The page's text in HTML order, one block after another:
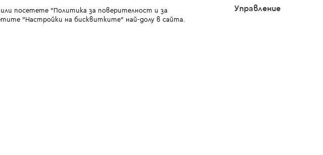
посетете "Политика за поверителност и за
"Настройки на бисквитките" най-долу в сайта.
Управление